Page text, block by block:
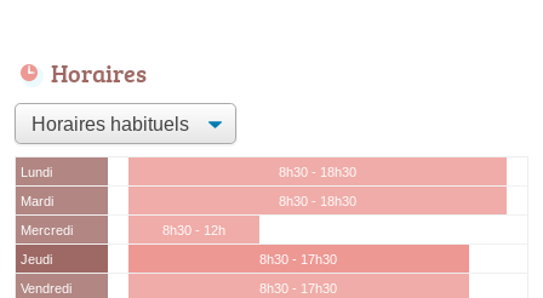
Horaires
Lundi
8h30 - 18h30
Mardi
8h30 - 18h30
Mercredi
8h30 - 12h
Jeudi
8h30 - 17h30
Vendredi
8h30 - 17h30